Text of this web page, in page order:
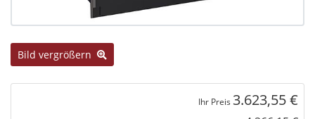
Bild vergrößern
Ihr Preis 3.623,55 €